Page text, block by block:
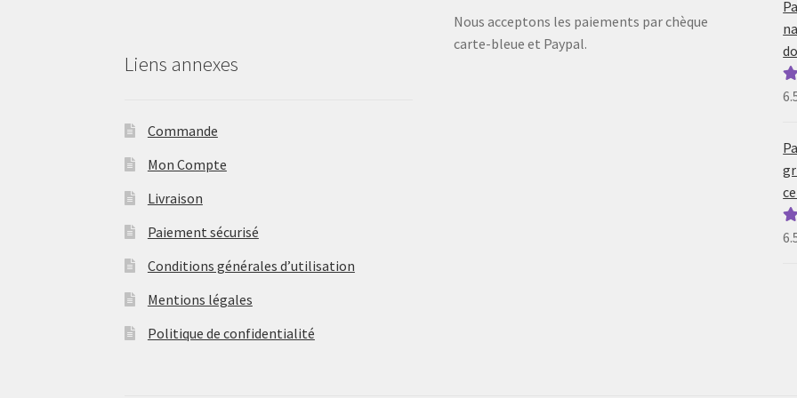
Liens annexes
Commande
Mon Compte
Livraison
Paiement sécurisé
Conditions générales d’utilisation
Mentions légales
Politique de confidentialité
Nous acceptons les paiements par chèque
carte-bleue et Paypal.